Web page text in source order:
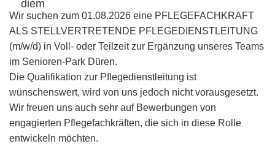
Wir suchen zum 01.08.2026 eine PFLEGEFACHKRAFT
ALS STELLVERTRETENDE PFLEGEDIENSTLEITUNG
(m/w/d) in Voll- oder Teilzeit zur Ergänzung unseres Teams
im Senioren-Park Düren.
Die Qualifikation zur Pflegedienstleitung ist
wünschenswert, wird von uns jedoch nicht vorausgesetzt.
Wir freuen uns auch sehr auf Bewerbungen von
engagierten Pflegefachkräften, die sich in diese Rolle
entwickeln möchten.